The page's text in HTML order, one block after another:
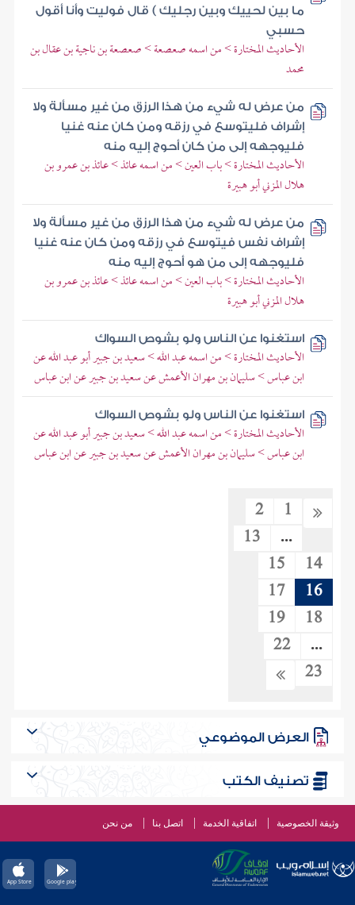
ما بين لحييك وبين رجليك ) قال فوليت وأنا أقول
حسبي
الأحاديث المختارة > من اسمه صعصعة > صعصعة بن ناجية بن عقال بن
محمد
من عرض له شيء من هذا الرزق من غير مسألة ولا
إشراف فليتوسع في رزقه ومن كان عنه غنيا
فليوجهه إلى من كان أحوج إليه منه
الأحاديث المختارة > باب العين > من اسمه عائذ > عائذ بن عمرو بن
هلال المزني أبو هبيرة
من عرض له شيء من هذا الرزق من غير مسألة ولا
إشراف نفس فيتوسع في رزقه ومن كان عنه غنيا
فليوجهه إلى من هو أحوج إليه منه
الأحاديث المختارة > باب العين > من اسمه عائذ > عائذ بن عمرو بن
هلال المزني أبو هبيرة
استغنوا عن الناس ولو بشوص السواك
الأحاديث المختارة > من اسمه عبد الله > سعيد بن جبير أبو عبد الله عن
ابن عباس > سليمان بن مهران الأعمش عن سعيد بن جبير عن ابن عباس
استغنوا عن الناس ولو بشوص السواك
الأحاديث المختارة > من اسمه عبد الله > سعيد بن جبير أبو عبد الله عن
ابن عباس > سليمان بن مهران الأعمش عن سعيد بن جبير عن ابن عباس
1
2
...
13
14
15
16
17
18
19
...
22
23
العرض الموضوعي
تصنيف الكتب
وثيقة الخصوصية اتفاقية الخدمة اتصل بنا من نحن